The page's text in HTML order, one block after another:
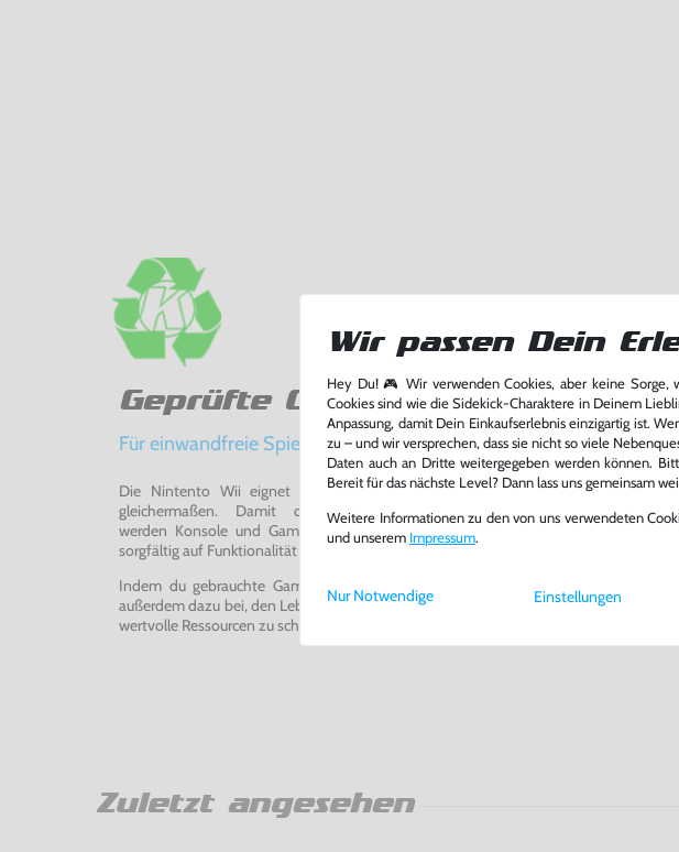
Geprüfte Qualität
Für einwandfreie Spielerlebnisse
Die Nintento Wii eignet sich perfekt für Retro-Gaming-Fans und neue
gleichermaßen. Damit du ein einwandfreies Spielerlebnis genießen
werden Konsole und Game in unserer Reparatur-Werkstatt von unseren
sorgfältig auf Funktionalität getestet, gereinigt und bei Bedarf repariert.
Indem du gebrauchte Games und Konsolen bei uns kaufst oder verkaufst, trägst
außerdem dazu bei, den Lebenszyklus von Konsolen und Games zu verlängern und
wertvolle Ressourcen zu schonen und Abfall zu vermeiden.
Zuletzt angesehen
Wir passen Dein
Hey Du! 🎮 Wir verwenden Cookies, aber keine Sorge,
Cookies sind wie die Sidekick-Charaktere in Deinem
Anpassung, damit Dein Einkaufserlebnis einzigartig ist.
zu – und wir versprechen, dass sie nicht so viele
Daten auch an Dritte weitergegeben werden können.
Bereit für das nächste Level? Dann lass uns gemeinsam
Weitere Informationen zu den von uns verwendeten
und unserem Impressum.
Einstellungen
Nur Notwendige